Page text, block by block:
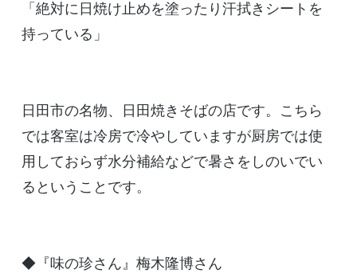
「絶対に日焼け止めを塗ったり汗拭きシートを
持っている」
日田市の名物、日田焼きそばの店です。こちら
では客室は冷房で冷やしていますが厨房では使
用しておらず水分補給などで暑さをしのいでい
るということです。
◆『味の珍さん』梅木隆博さん